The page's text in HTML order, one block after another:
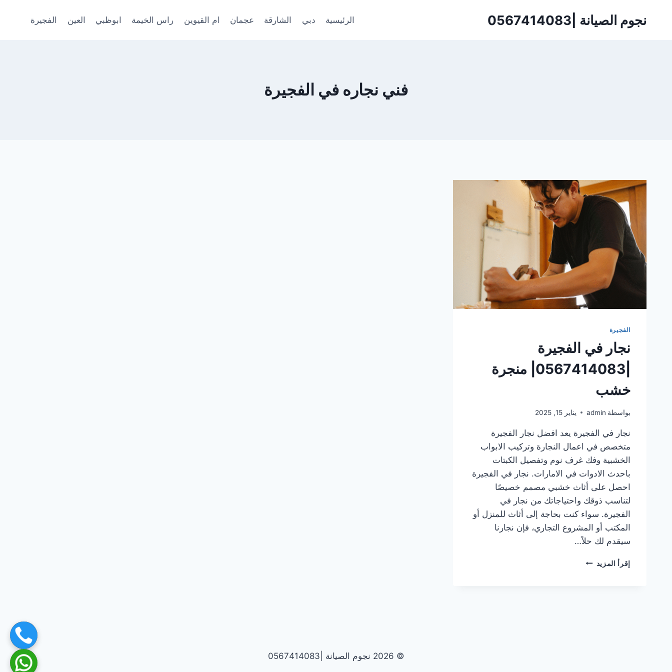
نجوم الصيانة |0567414083 الرئيسية دبي الشارقة عجمان ام القيوين راس الخيمة ابوظبي العين الفجيرة
‏فني نجاره في الفجيرة
الفجيرة
نجار في الفجيرة
|0567414083| منجرة
خشب
بواسطة admin يناير 15, 2025
نجار في الفجيرة يعد افضل نجار الفجيرة
متخصص في اعمال النجارة وتركيب الابواب
الخشبية وفك غرف نوم وتفصيل الكبتات
باحدث الادوات في الامارات. نجار في الفجيرة
احصل على أثاث خشبي مصمم خصيصًا
لتناسب ذوقك واحتياجاتك من نجار في
الفجيرة. سواء كنت بحاجة إلى أثاث للمنزل أو
المكتب أو المشروع التجاري، فإن نجارنا
سيقدم لك حلاً…
إقرأ المزيد نجار
© 2026 نجوم الصيانة |0567414083